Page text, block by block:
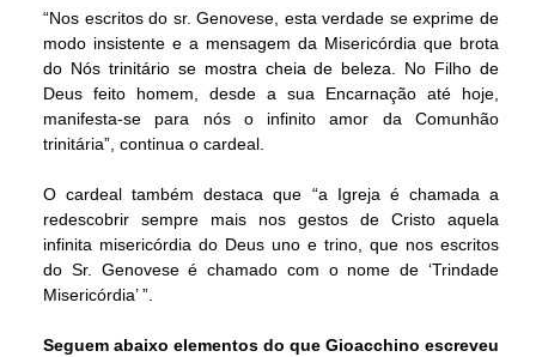
“Nos escritos do sr. Genovese, esta verdade se exprime de
modo insistente e a mensagem da Misericórdia que brota
do Nós trinitário se mostra cheia de beleza. No Filho de
Deus feito homem, desde a sua Encarnação até hoje,
manifesta-se para nós o infinito amor da Comunhão
trinitária”, continua o cardeal.
O cardeal também destaca que “a Igreja é chamada a
redescobrir sempre mais nos gestos de Cristo aquela
infinita misericórdia do Deus uno e trino, que nos escritos
do Sr. Genovese é chamado com o nome de ‘Trindade
Misericórdia’ ”.
Seguem abaixo elementos do que Gioacchino escreveu